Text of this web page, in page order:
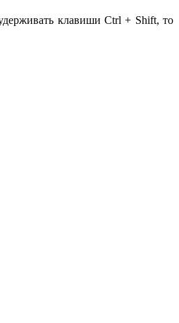
клавиши Ctrl + Shift, то